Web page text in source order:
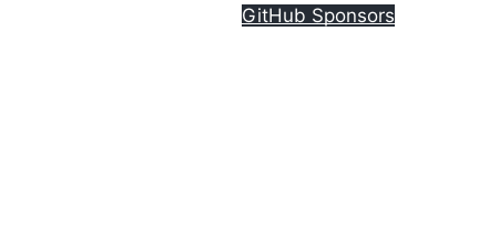
GitHub Sponsors